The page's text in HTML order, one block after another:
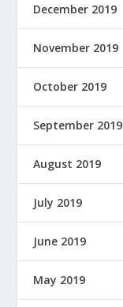
December 2019
November 2019
October 2019
September 2019
August 2019
July 2019
June 2019
May 2019